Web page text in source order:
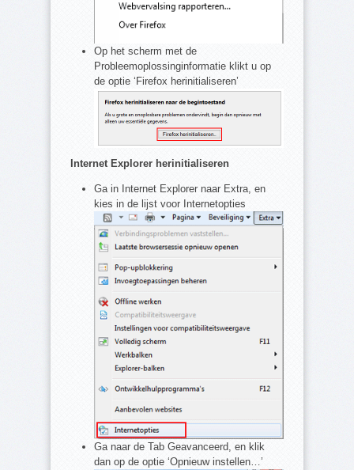
Op het scherm met de
Probleemoplossinginformatie klikt u op
de optie ‘Firefox herinitialiseren’
Internet Explorer herinitialiseren
Ga in Internet Explorer naar Extra, en
kies in de lijst voor Internetopties
Ga naar de Tab Geavanceerd, en klik
dan op de optie ‘Opnieuw instellen…’